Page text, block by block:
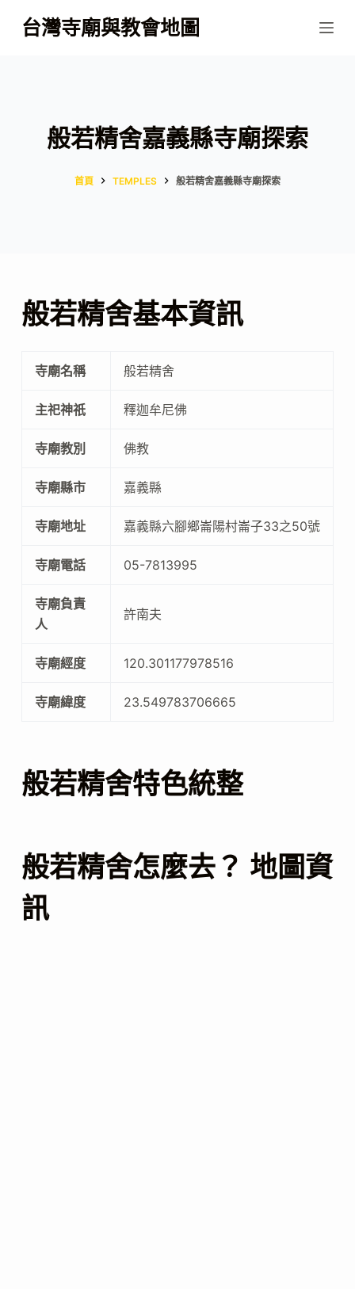
跳
至
台灣寺廟與教會地圖
般若精舍嘉義縣寺廟探索
首頁 TEMPLES 般若精舍嘉義縣寺廟探索
般若精舍基本資訊
寺廟名稱 般若精舍
主祀神祇 釋迦牟尼佛
寺廟教別 佛教
寺廟縣市 嘉義縣
寺廟地址 嘉義縣六腳鄉崙陽村崙子33之50號
寺廟電話 05-7813995
寺廟負責
人
許南夫
寺廟經度 120.301177978516
寺廟緯度 23.549783706665
般若精舍特色統整
般若精舍怎麼去？ 地圖資
訊